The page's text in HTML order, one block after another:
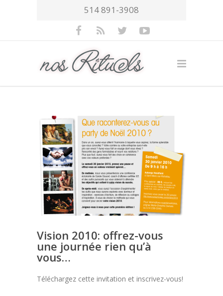
514 891-3908
Vision 2010: offrez-vous
une journée rien qu’à
vous…
Téléchargez cette invitation et inscrivez-vous!